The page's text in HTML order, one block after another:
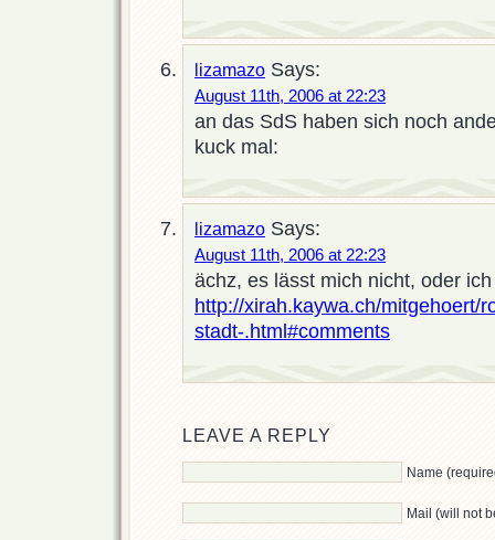
lizamazo Says:
August 11th, 2006 at 22:23
an das SdS haben sich noch
kuck mal:
lizamazo Says:
August 11th, 2006 at 22:23
ächz, es lässt mich nicht, oder
http://xirah.kaywa.ch/mitgehoert/
stadt-.html#comments
LEAVE A REPLY
Name
Mail (will not